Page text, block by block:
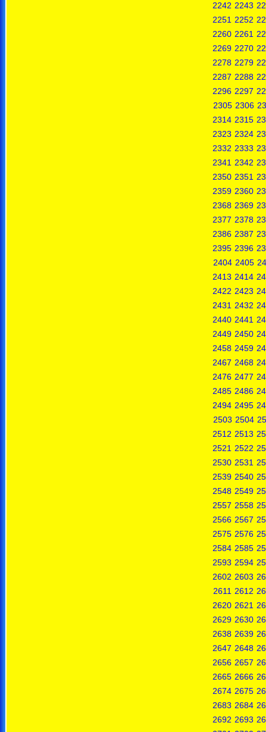
2242 2243
2251 2252
2260 2261
2269 2270
2278 2279
2287 2288
2296 2297
2305 2306
2314 2315
2323 2324
2332 2333
2341 2342
2350 2351
2359 2360
2368 2369
2377 2378
2386 2387
2395 2396
2404 2405
2413 2414
2422 2423
2431 2432
2440 2441
2449 2450
2458 2459
2467 2468
2476 2477
2485 2486
2494 2495
2503 2504
2512 2513
2521 2522
2530 2531
2539 2540
2548 2549
2557 2558
2566 2567
2575 2576
2584 2585
2593 2594
2602 2603
2611 2612
2620 2621
2629 2630
2638 2639
2647 2648
2656 2657
2665 2666
2674 2675
2683 2684
2692 2693